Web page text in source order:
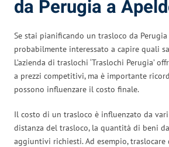
da Perugia a
Se stai pianificando un trasloco da
probabilmente interessato a capire quali
L’azienda di traslochi ‘Traslochi Perugia’
a prezzi competitivi, ma è importante
possono influenzare il costo finale.
Il costo di un trasloco è influenzato da
distanza del trasloco, la quantità di beni
aggiuntivi richiesti. Ad esempio, traslocare